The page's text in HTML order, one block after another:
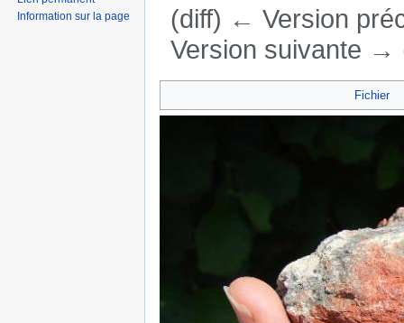
(diff) ← Version
Version suivante →
Fichier
Information sur la page